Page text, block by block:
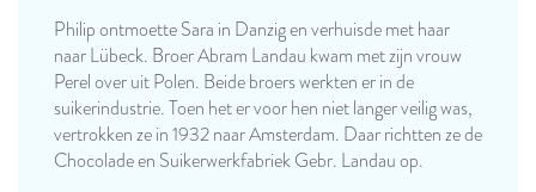
Philip ontmoette Sara in Danzig en verhuisde met haar
naar Lübeck. Broer Abram Landau kwam met zijn vrouw
Perel over uit Polen. Beide broers werkten er in de
suikerindustrie. Toen het er voor hen niet langer veilig was,
vertrokken ze in 1932 naar Amsterdam. Daar richtten ze de
Chocolade en Suikerwerkfabriek Gebr. Landau op.